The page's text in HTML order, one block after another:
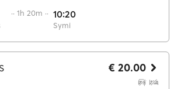
·· 1h 20m ·· 10:20
Symi
€ 20.00